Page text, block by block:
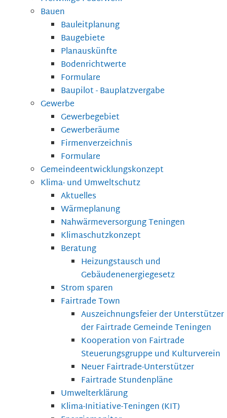
Bauen
Bauleitplanung
Baugebiete
Planauskünfte
Bodenrichtwerte
Formulare
Baupilot - Bauplatzvergabe
Gewerbe
Gewerbegebiet
Gewerberäume
Firmenverzeichnis
Formulare
Gemeindeentwicklungskonzept
Klima- und Umweltschutz
Aktuelles
Wärmeplanung
Nahwärmeversorgung Teningen
Klimaschutzkonzept
Beratung
Heizungstausch und
Gebäudenenergiegesetz
Strom sparen
Fairtrade Town
Auszeichnungsfeier der Unterstützer
der Fairtrade Gemeinde Teningen
Kooperation von Fairtrade
Steuerungsgruppe und Kulturverein
Neuer Fairtrade-Unterstützer
Fairtrade Stundenpläne
Umwelterklärung
Klima-Initiative-Teningen (KIT)